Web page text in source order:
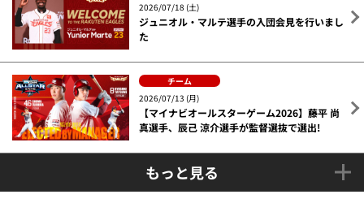
2026/07/18 (土)
ジュニオル・マルテ選手の入団会見を行いまし
た
チーム
2026/07/13 (月)
【マイナビオールスターゲーム2026】藤平 尚
真選手、辰己 涼介選手が監督選抜で選出!
もっと見る